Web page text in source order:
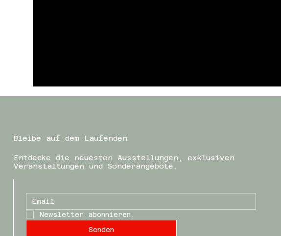
Bleibe auf dem Laufenden
Entdecke die neuesten Ausstellungen, exklusiven
Veranstaltungen und Sonderangebote.
Newsletter abonnieren.
Senden